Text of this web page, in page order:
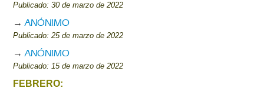
Publicado: 30 de marzo de 2022
→ANÓNIMO
Publicado: 25 de marzo de 2022
→ANÓNIMO
Publicado: 15 de marzo de 2022
FEBRERO: